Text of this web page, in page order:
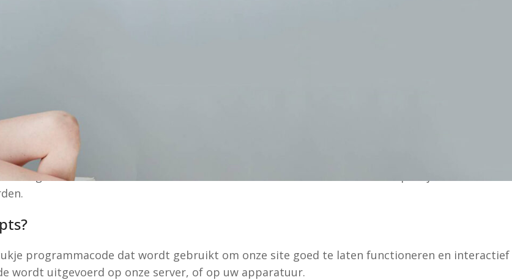
technieken. (Hierna geldt dat alle technieken voor het gemak “cookies” worden genoemd). Ook
zijn ingeschakeld, worden cookies geplaatst. In het onderstaande document informeren wij
cookies op onze website.
klein bestandje dat met pagina’s van deze website wordt meegestuurd en door uw
schrijf van uw computer of ander apparaat wordt opgeslagen. De daarin opgeslagen
volgend bezoek weer naar onze servers of die van de betreffende derde partijen
programmacode dat wordt gebruikt om onze site goed te laten functioneren en interactief
wordt uitgevoerd op onze server, of op uw apparatuur.